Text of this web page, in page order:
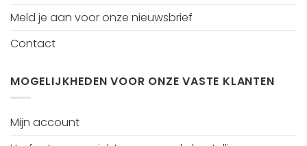
Meld je aan voor onze nieuwsbrief
Contact
MOGELIJKHEDEN VOOR ONZE VASTE KLANTEN
Mijn account